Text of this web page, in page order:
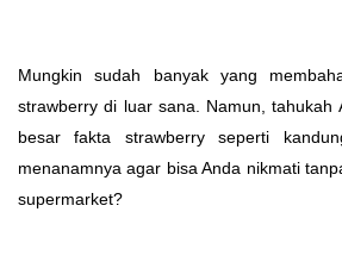
Mungkin sudah banyak yang
strawberry di luar sana. Namun, tahukah
besar fakta strawberry seperti
menanamnya agar bisa Anda nikmati
supermarket?